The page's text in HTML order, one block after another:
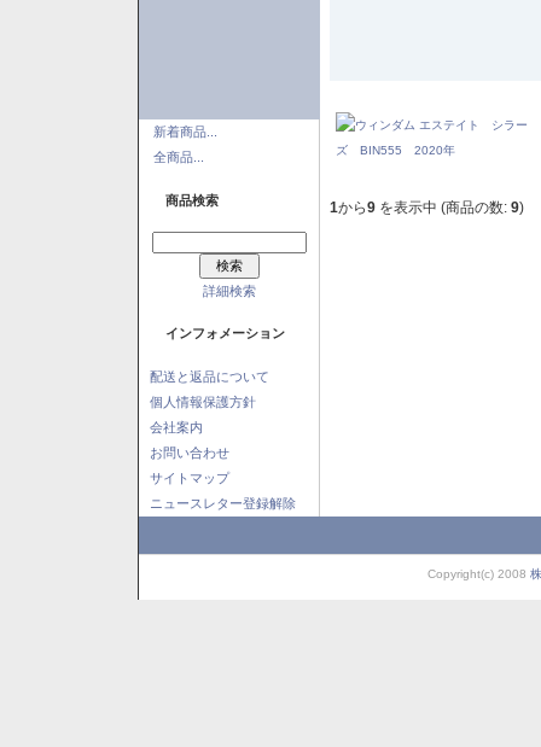
新着商品...
全商品...
商品検索
詳細検索
インフォメーション
配送と返品について
個人情報保護方針
会社案内
お問い合わせ
サイトマップ
ニュースレター登録解除
1から9 を表示中 (商品の数: 9)
Copyright(c) 2008